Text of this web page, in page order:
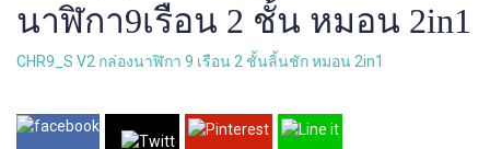
นาฬิกา9เรือน 2 ชั้น หมอน 2in1
CHR9_S V2 กล่องนาฬิกา 9 เรือน 2 ชั้นลิ้นชัก หมอน 2in1